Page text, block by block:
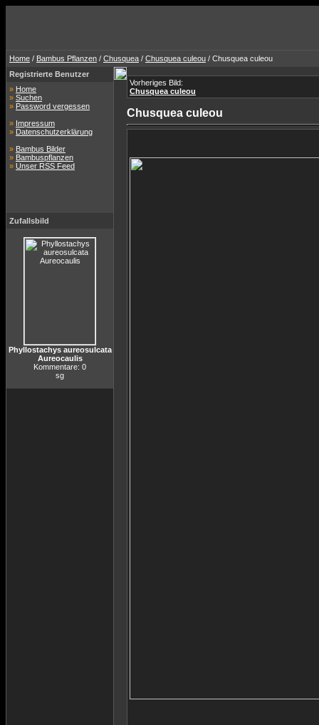
Home / Bambus Pflanzen / Chusquea / Chusquea culeou / Chusquea culeou
Registrierte Benutzer
» Home
» Suchen
» Password vergessen
» Impressum
» Datenschutzerklärung
» Bambus Bilder
» Bambuspflanzen
» Unser RSS Feed
Zufallsbild
Phyllostachys aureosulcata
Aureocaulis
Kommentare: 0
sg
Vorheriges Bild:
Chusquea culeou
Chusquea culeou